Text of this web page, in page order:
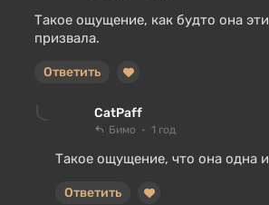
Такое ощущение, как будто она
призвала.
Ответить
CatPaff
Бимо 1 год
Такое ощущение, что она одна
Ответить